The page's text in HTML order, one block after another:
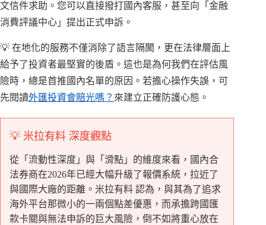
文信件求助。您可以直接撥打國內客服，甚至向「金融
消費評議中心」提出正式申訴。
💡 在地化的服務不僅消除了語言隔閡，更在法律層面上
給予了投資者最堅實的後盾。這也是為何我們在評估風
險時，總是首推國內名單的原因。若擔心操作失誤，可
先閱讀外匯投資會賠光嗎？ 來建立正確防護心態。
💡 米拉有料 深度觀點
從「流動性深度」與「滑點」的維度來看，國內合
法券商在2026年已經大幅升級了報價系統，拉近了
與國際大廠的距離。米拉有料 認為，與其為了追求
海外平台那微小的一兩個點差優惠，而承擔跨國匯
款卡關與無法申訴的巨大風險，倒不如將重心放在